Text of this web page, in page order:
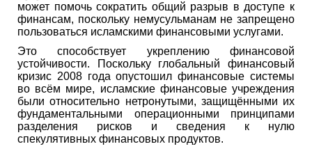
может помочь сократить общий разрыв в доступе к
финансам, поскольку немусульманам не запрещено
пользоваться исламскими финансовыми услугами.
Это способствует укреплению финансовой
устойчивости. Поскольку глобальный финансовый
кризис 2008 года опустошил финансовые системы
во всём мире, исламские финансовые учреждения
были относительно нетронутыми, защищёнными их
фундаментальными операционными принципами
разделения рисков и сведения к нулю
спекулятивных финансовых продуктов.